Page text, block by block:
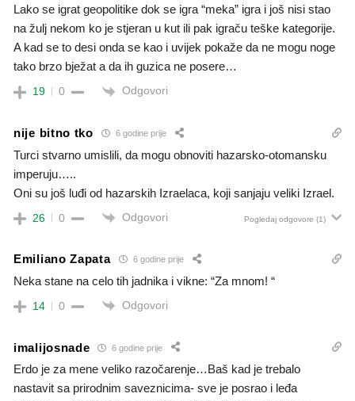
Lako se igrat geopolitike dok se igra “meka” igra i još nisi stao
na žulj nekom ko je stjeran u kut ili pak igraču teške kategorije.
A kad se to desi onda se kao i uvijek pokaže da ne mogu noge
tako brzo bježat a da ih guzica ne posere…
19 0 Odgovori
nije bitno tko 6 godine prije
Turci stvarno umislili, da mogu obnoviti hazarsko-otomansku
imperuju…..
Oni su još luđi od hazarskih Izraelaca, koji sanjaju veliki Izrael.
26 0 Odgovori Pogledaj odgovore (1)
Emiliano Zapata 6 godine prije
Neka stane na celo tih jadnika i vikne: “Za mnom! “
14 0 Odgovori
imalijosnade 6 godine prije
Erdo je za mene veliko razočarenje…Baš kad je trebalo
nastavit sa prirodnim saveznicima- sve je posrao i leđa